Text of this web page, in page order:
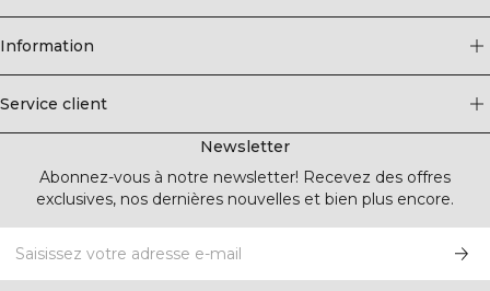
Information
Service client
Newsletter
Abonnez-vous à notre newsletter! Recevez des offres
exclusives, nos dernières nouvelles et bien plus encore.